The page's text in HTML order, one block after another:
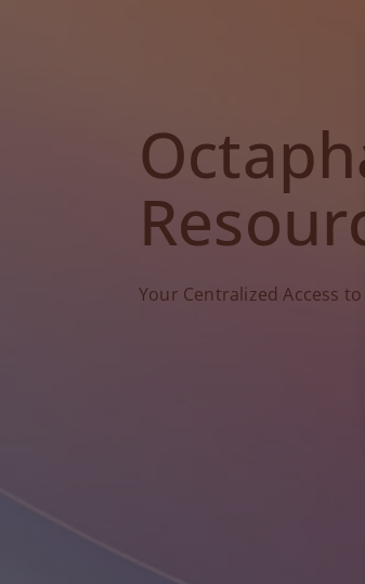
Your Centralized Access to